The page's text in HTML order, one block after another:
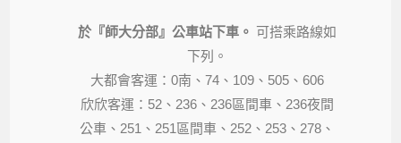
於『師大分部』公車站下車。 可搭乘路線如
下列。
大都會客運：0南、74、109、505、606
欣欣客運：52、236、236區間車、236夜間
公車、251、251區間車、252、253、278、